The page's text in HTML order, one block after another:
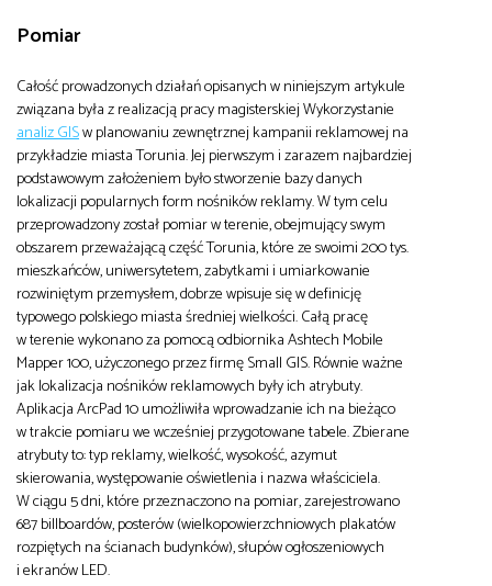
Pomiar
Całość prowadzonych działań opisanych w niniejszym artykule
związana była z realizacją pracy magisterskiej Wykorzystanie
analiz GISw planowaniu zewnętrznej kampanii reklamowej na
przykładzie miasta Torunia. Jej pierwszym i zarazem najbardziej
podstawowym założeniem było stworzenie bazy danych
lokalizacji popularnych form nośników reklamy. W tym celu
przeprowadzony został pomiar w terenie, obejmujący swym
obszarem przeważającą część Torunia, które ze swoimi 200 tys.
mieszkańców, uniwersytetem, zabytkami i umiarkowanie
rozwiniętym przemysłem, dobrze wpisuje się w definicję
typowego polskiego miasta średniej wielkości. Całą pracę
w terenie wykonano za pomocą odbiornika Ashtech Mobile
Mapper 100, użyczonego przez firmę Small GIS. Równie ważne
jak lokalizacja nośników reklamowych były ich atrybuty.
Aplikacja ArcPad 10 umożliwiła wprowadzanie ich na bieżąco
w trakcie pomiaru we wcześniej przygotowane tabele. Zbierane
atrybuty to: typ reklamy, wielkość, wysokość, azymut
skierowania, występowanie oświetlenia i nazwa właściciela.
W ciągu 5 dni, które przeznaczono na pomiar, zarejestrowano
687 billboardów, posterów (wielkopowierzchniowych plakatów
rozpiętych na ścianach budynków), słupów ogłoszeniowych
i ekranów LED.